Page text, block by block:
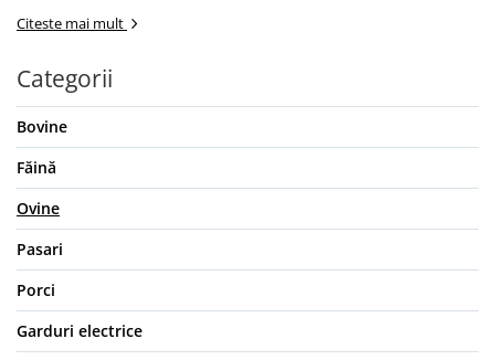
Citeste mai mult
Categorii
Bovine
Făină
Ovine
Pasari
Porci
Garduri electrice